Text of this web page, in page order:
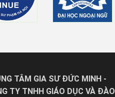
TÂM GIA SƯ ĐỨC MINH -
TY TNHH GIÁO DỤC VÀ ĐÀO